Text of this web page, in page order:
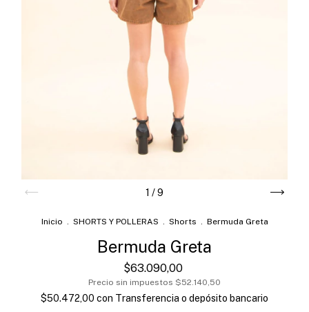
1 /9
Inicio . SHORTS Y POLLERAS . Shorts . Bermuda Greta
Bermuda Greta
$63.090,00
Precio sin impuestos $52.140,50
$50.472,00 con Transferencia o depósito bancario